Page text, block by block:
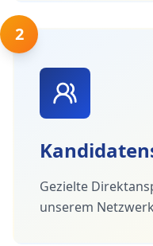
2
Gezielte
unserem